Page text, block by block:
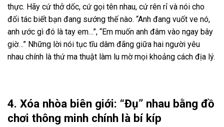
thực. Hãy cứ thở dốc, cứ gọi tên nhau, cứ rên rỉ và nói cho
đối tác biết bạn đang sướng thế nào. “Anh đang vuốt ve nó,
anh ước gì đó là tay em…”, “Em muốn anh đâm vào ngay bây
giờ…” Những lời nói tục tĩu dâm đãng giữa hai người yêu
nhau chính là thứ ma thuật làm lu mờ mọi khoảng cách địa lý.
4. Xóa nhòa biên giới: “Đụ” nhau bằng đồ
chơi thông minh chính là bí kíp